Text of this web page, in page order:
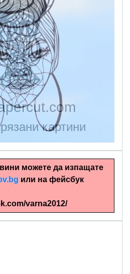
картини
можете да изпащате
или на фейсбук
varna2012/